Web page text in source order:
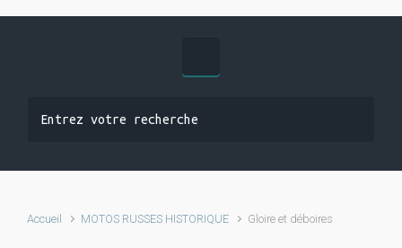
Accueil MOTOS RUSSES HISTORIQUE Gloire et déboires